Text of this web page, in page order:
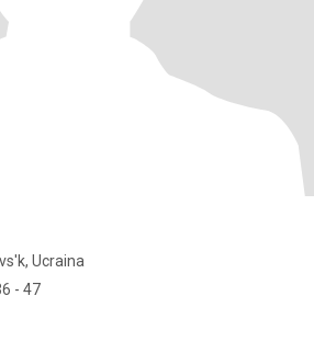
Ucraina
- 47